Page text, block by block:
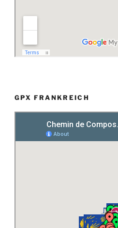
GPX FRANKREICH